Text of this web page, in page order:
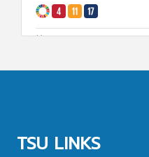
TSU LINKS